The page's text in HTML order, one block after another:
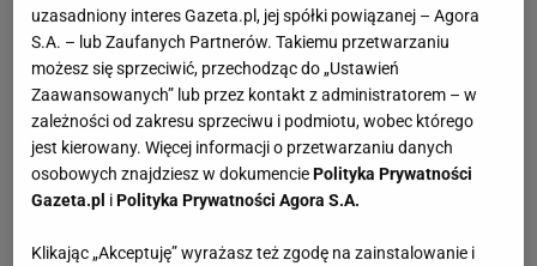
uzasadniony interes Gazeta.pl, jej spółki powiązanej – Agora
S.A. – lub Zaufanych Partnerów. Takiemu przetwarzaniu
możesz się sprzeciwić, przechodząc do „Ustawień
Zaawansowanych” lub przez kontakt z administratorem – w
zależności od zakresu sprzeciwu i podmiotu, wobec którego
jest kierowany. Więcej informacji o przetwarzaniu danych
osobowych znajdziesz w dokumenciePolityka Prywatności
Gazeta.pl iPolityka Prywatności Agora S.A.
Klikając „Akceptuję” wyrażasz też zgodę na zainstalowanie i